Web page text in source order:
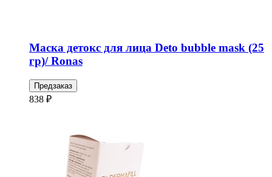
Маска детокс для лица Deto bubble mask (25
гр)/ Ronas
Предзаказ
838 ₽